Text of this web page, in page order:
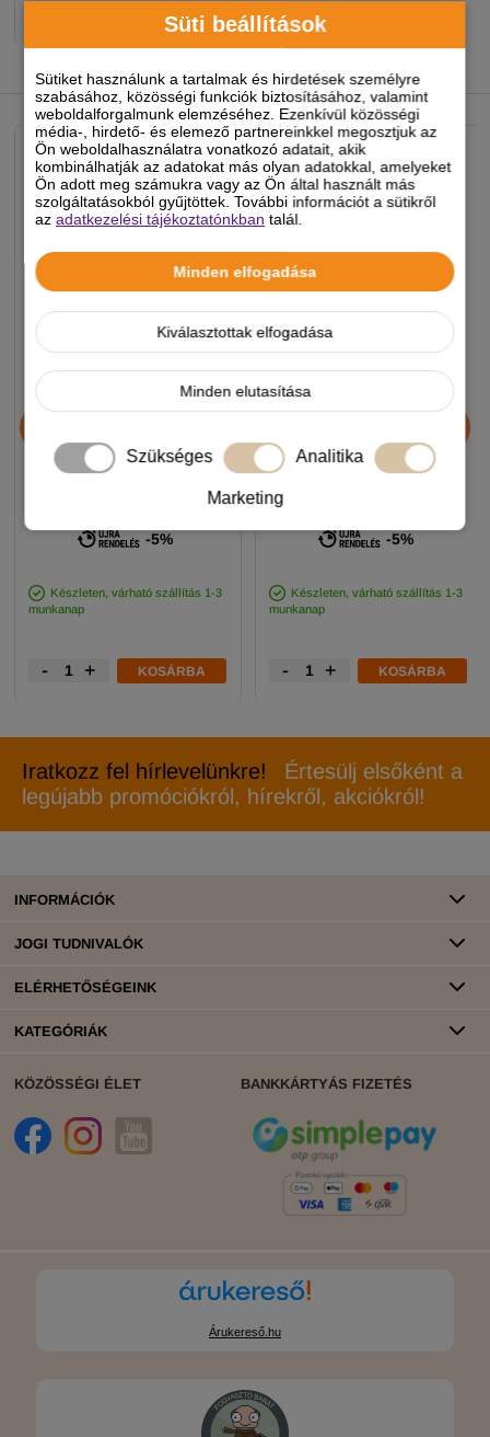
Süti beállítások
Sütiket használunk a tartalmak és hirdetések személyre
szabásához, közösségi funkciók biztosításához, valamint
weboldalforgalmunk elemzéséhez. Ezenkívül közösségi
média-, hirdető- és elemező partnereinkkel megosztjuk az
Ön weboldalhasználatra vonatkozó adatait, akik
kombinálhatják az adatokat más olyan adatokkal, amelyeket
Ön adott meg számukra vagy az Ön által használt más
szolgáltatásokból gyűjtöttek. További információt a sütikről
azadatkezelési tájékoztatónkban talál.
Minden elfogadása
Kiválasztottak elfogadása
Minden elutasítása
Szükséges Analitika
Marketing
KOSÁRBA
NEKED AJÁNLJUK
Chicopee HNL Protein Bar
-5%
Készleten, várható szállítás 1-3
munkanap
- + KOSÁRBA
-5%
Készleten, várható szállítás 1-3
munkanap
- + KOSÁRBA
Iratkozz fel hírlevelünkre!
Értesülj elsőként a
legújabb promóciókról, hírekről, akciókról!
INFORMÁCIÓK
JOGI TUDNIVALÓK
ELÉRHETŐSÉGEINK
KATEGÓRIÁK
KÖZÖSSÉGI ÉLET BANKKÁRTYÁS FIZETÉS
Árukereső.hu